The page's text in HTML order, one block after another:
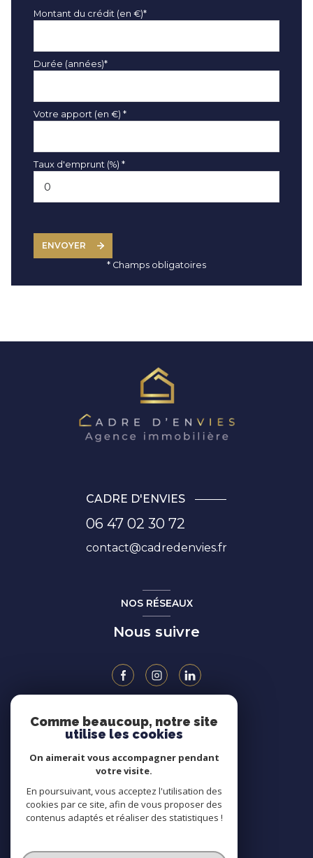
Montant du crédit (en €)*
Durée (années)*
Votre apport (en €) *
Taux d'emprunt (%) *
ENVOYER
* Champs obligatoires
CADRE D'ENVIES
06 47 02 30 72
contact@cadredenvies.fr
NOS RÉSEAUX
Nous suivre
ADHÉRENTS
Comme beaucoup, notre site
utilise les cookies
On aimerait vous accompagner pendant
votre visite.
En poursuivant, vous acceptez l'utilisation des
cookies par ce site, afin de vous proposer des
contenus adaptés et réaliser des statistiques !